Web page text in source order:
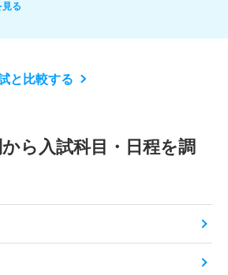
る
と比較する
ら入試科目・日程を調